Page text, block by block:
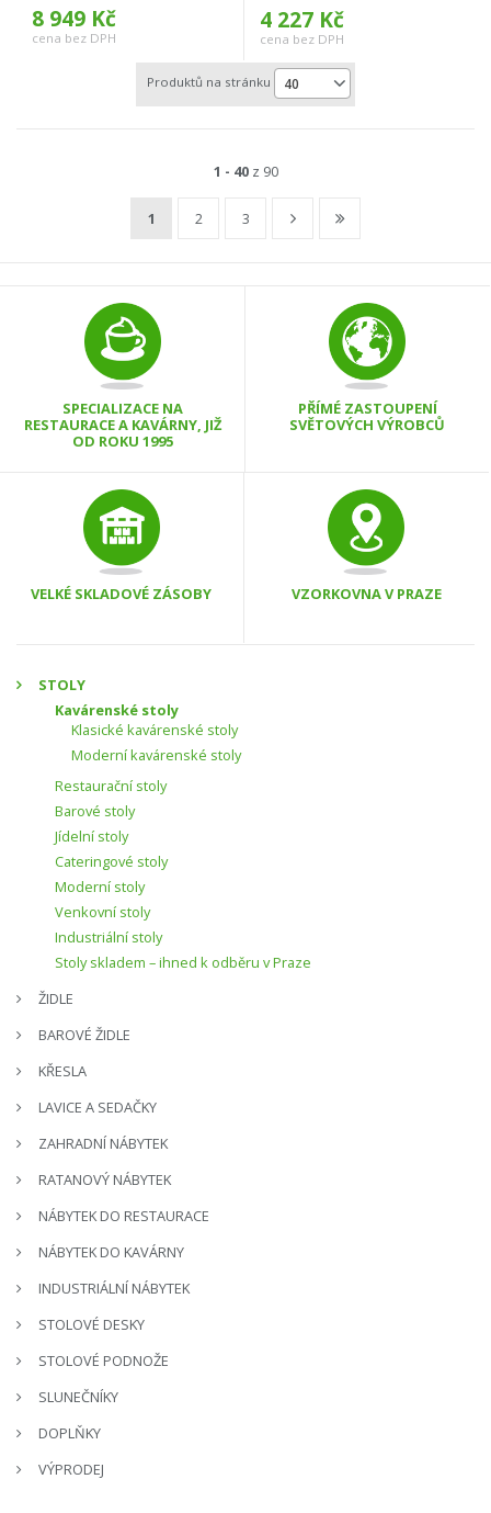
8 949 Kč
cena bez DPH
4 227 Kč
cena bez DPH
Produktů na stránku 40
1 - 40z 90
1 2 3
SPECIALIZACE NA
RESTAURACE A KAVÁRNY, JIŽ
OD ROKU 1995
PŘÍMÉ ZASTOUPENÍ
SVĚTOVÝCH VÝROBCŮ
VELKÉ SKLADOVÉ ZÁSOBY VZORKOVNA V PRAZE
STOLY
Kavárenské stoly
Klasické kavárenské stoly
Moderní kavárenské stoly
Restaurační stoly
Barové stoly
Jídelní stoly
Cateringové stoly
Moderní stoly
Venkovní stoly
Industriální stoly
Stoly skladem – ihned k odběru v Praze
ŽIDLE
BAROVÉ ŽIDLE
KŘESLA
LAVICE A SEDAČKY
ZAHRADNÍ NÁBYTEK
RATANOVÝ NÁBYTEK
NÁBYTEK DO RESTAURACE
NÁBYTEK DO KAVÁRNY
INDUSTRIÁLNÍ NÁBYTEK
STOLOVÉ DESKY
STOLOVÉ PODNOŽE
SLUNEČNÍKY
DOPLŇKY
VÝPRODEJ